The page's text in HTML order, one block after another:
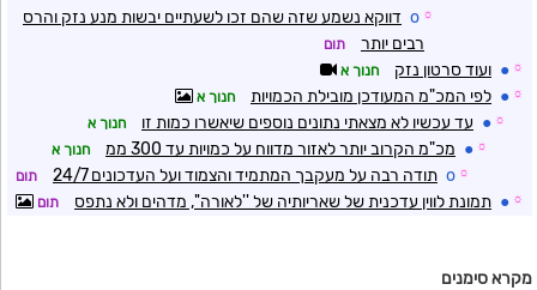
☼
o דווקא נשמע שזה שהם זכו לשעתיים יבשות מנע נזק והרס
רבים יותר
תום
☼
● ועוד סרטון נזק חנוך א
☼
● לפי המכ"מ המעודכן מובילת הכמויות חנוך א
☼
● עד עכשיו לא מצאתי נתונים נוספים שיאשרו כמות זו חנוך א
☼
● מכ"מ הקרוב יותר לאזור מדווח על כמויות עד 300 ממ חנוך א
☼
o תודה רבה על מעקבך המתמיד והצמוד ועל העדכונים 24/7 תום
☼
● תמונת לווין עדכנית של שאריותיה של ''לאורה'', מדהים ולא נתפס תום
מקרא סימנים